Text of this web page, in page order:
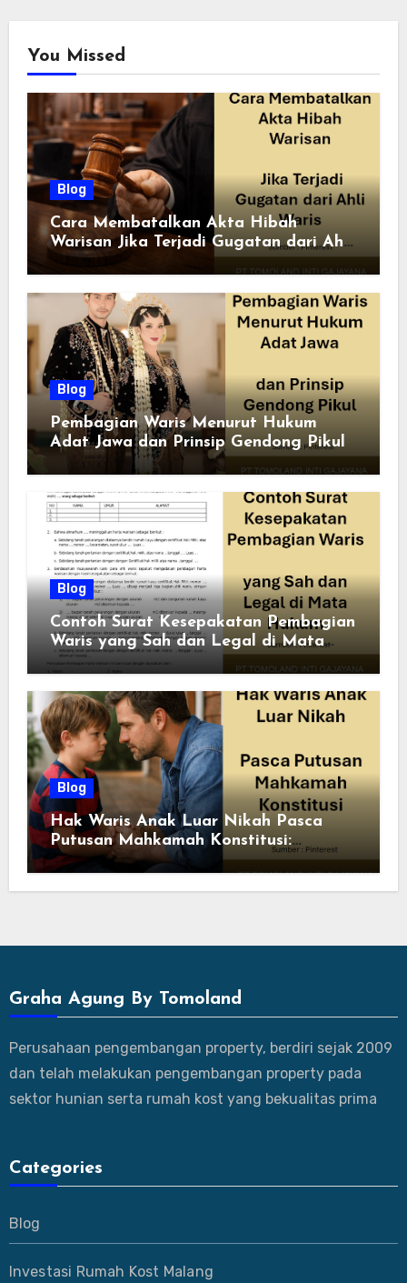
You Missed
Blog
Cara Membatalkan Akta Hibah
Warisan Jika Terjadi Gugatan dari Ahli
Waris
Blog
Pembagian Waris Menurut Hukum
Adat Jawa dan Prinsip Gendong Pikul
Blog
Contoh Surat Kesepakatan Pembagian
Waris yang Sah dan Legal di Mata
Hukum
Blog
Hak Waris Anak Luar Nikah Pasca
Putusan Mahkamah Konstitusi:
Kepastian Hukum dan Prosedur Klaim
Graha Agung By Tomoland
Perusahaan pengembangan property, berdiri sejak 2009
dan telah melakukan pengembangan property pada
sektor hunian serta rumah kost yang bekualitas prima
Categories
Blog
Investasi Rumah Kost Malang